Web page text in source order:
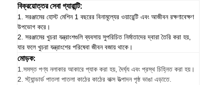
বিক্রয়োত্তর সেবা গ্যারান্টি:
1. সরঞ্জামের হোস্ট মেশিন 1 বছরের বিনামূল্যের ওয়ারেন্টি এবং আজীবন রক্ষণাবেক্ষণ
উপভোগ করে।
2. সরঞ্জামের খুচরা যন্ত্রাংশগুলি ব্যবসায় সুপরিচিত নির্মাতাদের দ্বারা তৈরি করা হয়,
যার ফলে খুচরা যন্ত্রাংশের পরিষেবা জীবন বজায় থাকে।
মোড়ক:
1.সমস্ত পণ্য নলাকার আকারে প্যাক করা হয়, দৈর্ঘ্য এবং প্রস্থ চিহ্নিত করা হয়।
2. স্ট্যান্ডার্ড পাতলা পাতলা কাঠের কাঠের বাক্স উত্পাদন পৃষ্ঠ ভাঙা এড়াতে.